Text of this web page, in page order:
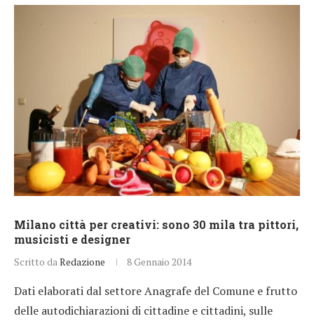
Milano città per creativi: sono 30 mila tra pittori,
musicisti e designer
Scritto da Redazione 8 Gennaio 2014
Dati elaborati dal settore Anagrafe del Comune e frutto
delle autodichiarazioni di cittadine e cittadini, sulle